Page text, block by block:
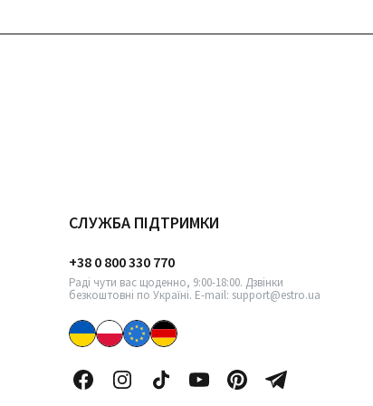
СЛУЖБА ПІДТРИМКИ
+38 0 800 330 770
Раді чути вас щоденно, 9:00-18:00. Дзвінки
безкоштовні по Україні. E-mail: support@estro.ua